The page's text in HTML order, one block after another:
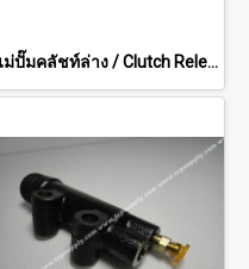
แม่ปั๊มคลัชท์ล่าง / Clutch Release Cylinders TOYOTA 12mm